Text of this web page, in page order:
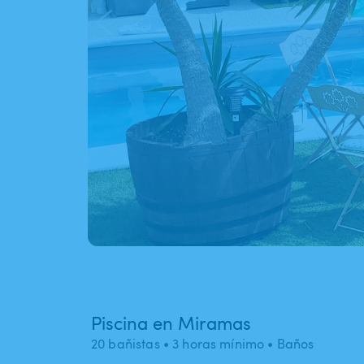
Piscina en Miramas
20 bañistas • 3 horas mínimo • Baños